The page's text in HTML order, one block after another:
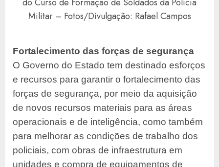
Militar – Fotos/Divulgação: Rafael Campos
Fortalecimento das forças de segurança
O Governo do Estado tem destinado esforços
e recursos para garantir o fortalecimento das
forças de segurança, por meio da aquisição
de novos recursos materiais para as áreas
operacionais e de inteligência, como também
para melhorar as condições de trabalho dos
policiais, com obras de infraestrutura em
unidades e compra de equipamentos de